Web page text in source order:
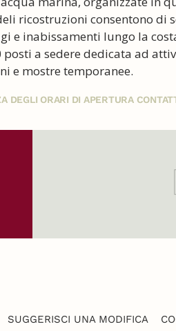
ricostruzioni consentono di
e inabissamenti lungo la
a sedere dedicata ad
e mostre temporanee.
DEGLI ORARI DI APERTURA
SUGGERISCI UNA MODIFICA